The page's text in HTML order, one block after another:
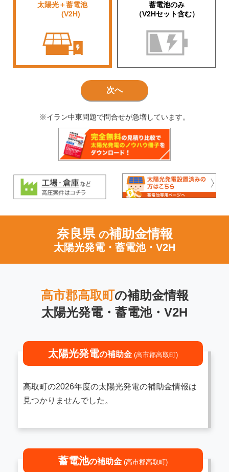
太陽光＋蓄電池
(V2H)
蓄電池のみ
（V2Hセット含む）
次へ
※イラン中東問題で問合せが急増しています。
奈良県 の補助金情報
太陽光発電・蓄電池・V2H
高市郡高取町の補助金情報
太陽光発電・蓄電池・V2H
太陽光発電の補助金 (高市郡高取町)
高取町の2026年度の太陽光発電の補助金情報は
見つかりませんでした。
蓄電池の補助金 (高市郡高取町)